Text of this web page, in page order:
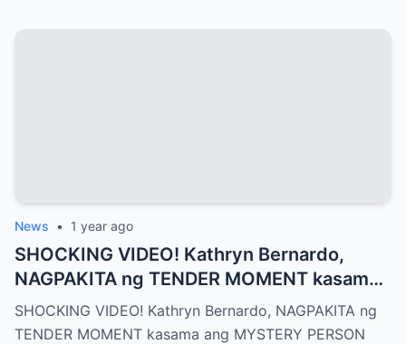
News • 1 year ago
SHOCKING VIDEO! Kathryn Bernardo,
NAGPAKITA ng TENDER MOMENT kasama
ang MYSTERY PERSON
SHOCKING VIDEO! Kathryn Bernardo, NAGPAKITA ng
TENDER MOMENT kasama ang MYSTERY PERSON